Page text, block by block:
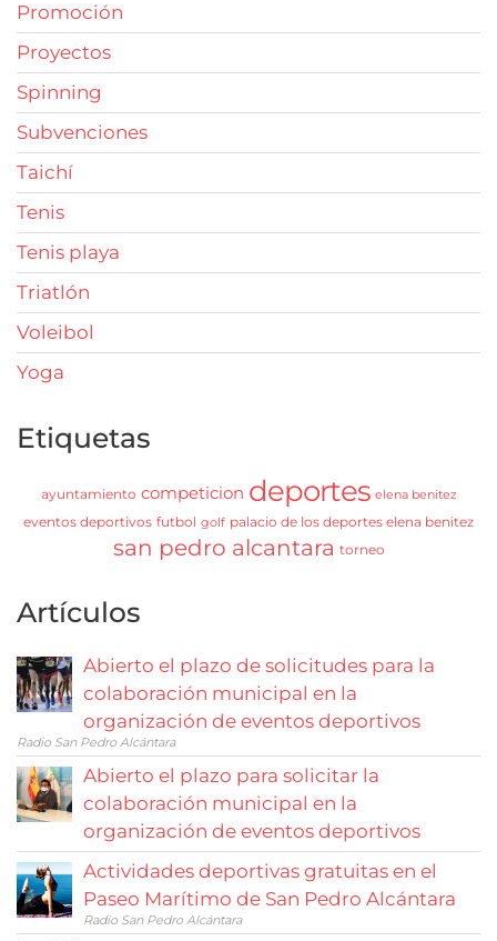
Promoción
Proyectos
Spinning
Subvenciones
Taichí
Tenis
Tenis playa
Triatlón
Voleibol
Yoga
Etiquetas
ayuntamiento competicion deportes elena benitez
eventos deportivos futbol golf palacio de los deportes elena benitez
san pedro alcantara torneo
Artículos
Abierto el plazo de solicitudes para la
colaboración municipal en la
organización de eventos deportivos
Radio San Pedro Alcántara
Abierto el plazo para solicitar la
colaboración municipal en la
organización de eventos deportivos
Actividades deportivas gratuitas en el
Paseo Marítimo de San Pedro Alcántara
Radio San Pedro Alcántara